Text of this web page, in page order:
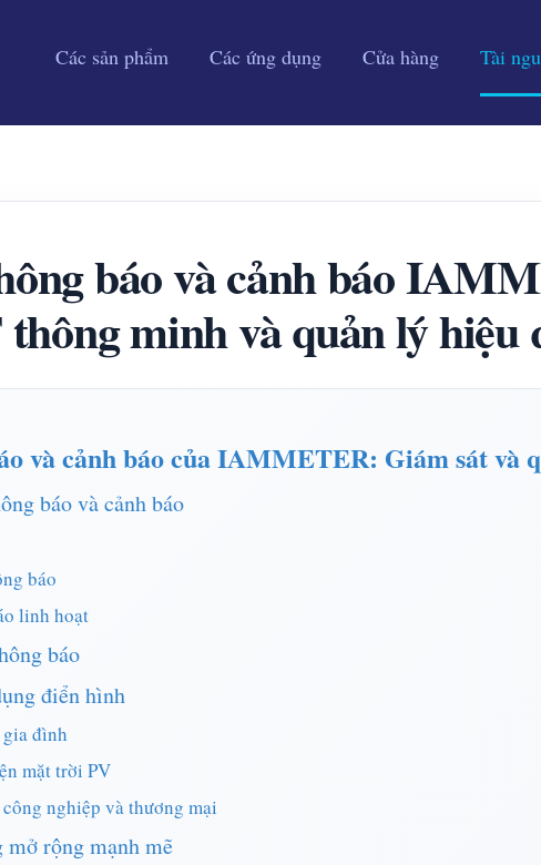
Các sản phẩm Các ứng dụng Cửa hàng Tài
báo và cảnh báo
minh và quản lý hiệu
và cảnh báo của IAMMETER: Giám sát và
báo và cảnh báo
báo
linh hoạt
báo
điển hình
đình
mặt trời PV
nghiệp và thương mại
mở rộng mạnh mẽ